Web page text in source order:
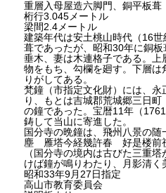
重層入母屋造六脚門、銅平板葺
桁行3.045メートル
梁間2.4メートル
建築年代は安土桃山時代（16
葺であったが、昭和30年に銅
垂木、妻は木連格子である。上
物をもち、勾欄を廻す。下層は
りがしてある。
梵鐘（市指定文化財）には、
り、もとは吉城郡荒城郷三日
の鐘であった。宝暦11年（
鋳して当山に寄進した。
国分寺の晩鐘は、飛州八景の
塵 雁塔今経幾許春 好是楼前
（国分寺の境内は古びた三重
けば鐘が鳴りわたり、月影清く
昭和33年9月27日指定
高山市教育委員会